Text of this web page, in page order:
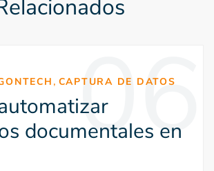
06
, CAPTURA DE DATOS
documentales en